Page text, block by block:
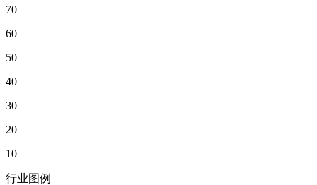
70
60
50
40
30
20
10
行业图例